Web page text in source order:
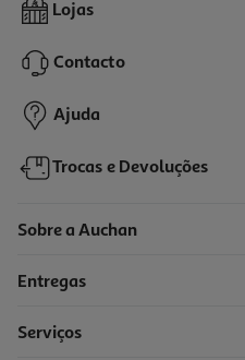
Lojas
Contacto
Ajuda
Trocas e Devoluções
Sobre a Auchan
Entregas
Serviços